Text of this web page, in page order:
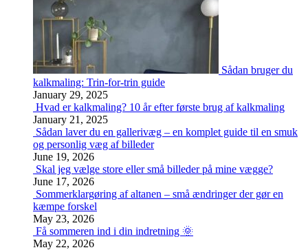
Sådan bruger du
kalkmaling: Trin-for-trin guide
January 29, 2025
Hvad er kalkmaling? 10 år efter første brug af kalkmaling
January 21, 2025
Sådan laver du en gallerivæg – en komplet guide til en smuk
og personlig væg af billeder
June 19, 2026
Skal jeg vælge store eller små billeder på mine vægge?
June 17, 2026
Sommerklargøring af altanen – små ændringer der gør en
kæmpe forskel
May 23, 2026
Få sommeren ind i din indretning 🌞
May 22, 2026